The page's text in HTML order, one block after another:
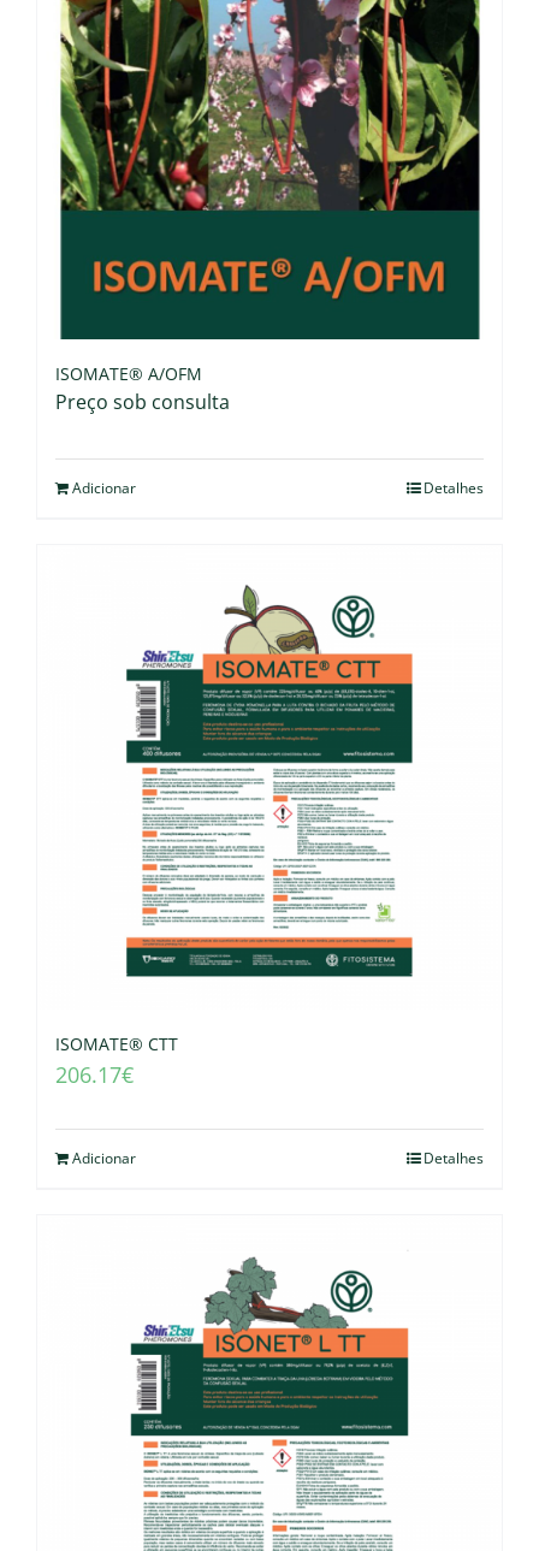
ISOMATE® A/OFM
Preço sob consulta
Adicionar Detalhes
ISOMATE® CTT
206.17€
Adicionar Detalhes